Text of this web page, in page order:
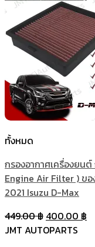
ทั้งหมด
กรองอากาศเครื่องยน
Engine Air Filter ) ข
2021 Isuzu D-Max
449.00฿ Original
price
400.00 ฿
JMT AUTOPARTS